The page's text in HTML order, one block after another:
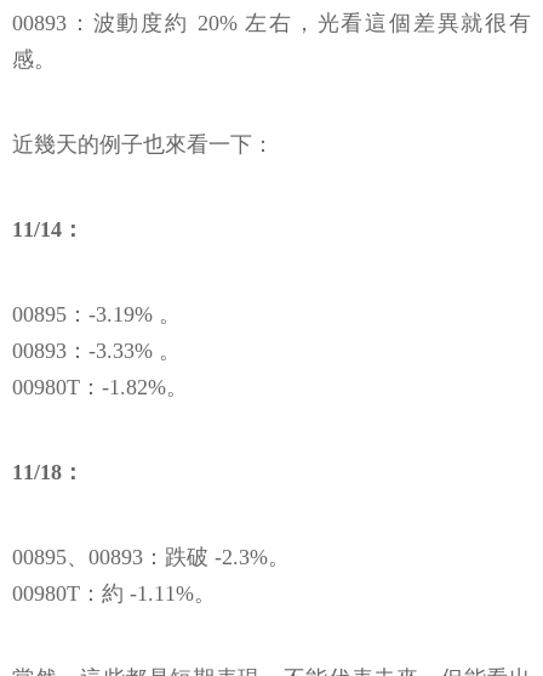
00893：波動度約 20% 左右，光看這個差異就很有
感。
近幾天的例子也來看一下：
11/14：
00895：-3.19% 。
00893：-3.33% 。
00980T：-1.82%。
11/18：
00895、00893：跌破 -2.3%。
00980T：約 -1.11%。